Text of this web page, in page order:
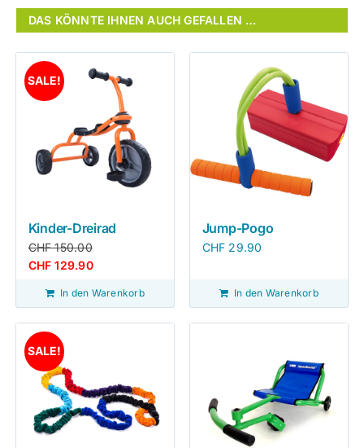
DAS KÖNNTE IHNEN AUCH GEFALLEN …
SALE!
Kinder-Dreirad
CHF150.00
CHF 129.90
In den Warenkorb
Jump-Pogo
CHF 29.90
In den Warenkorb
SALE!